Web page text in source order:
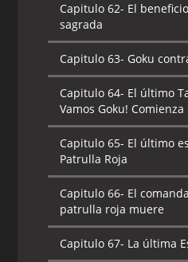
Capitulo 62- El
sagrada
Capitulo 63- Goku
Capitulo 64- El último
Vamos Goku!
Capitulo 65- El último
Patrulla Roja
Capitulo 66- El
patrulla roja muere
Capitulo 67- La última